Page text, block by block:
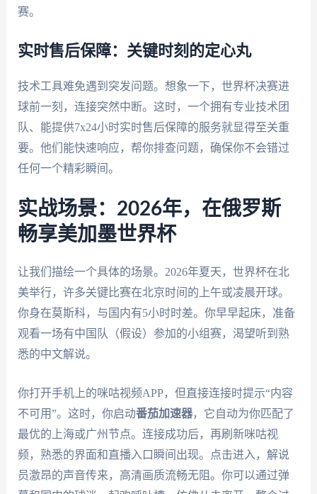
赛。
实时售后保障：关键时刻的定心丸
技术工具难免遇到突发问题。想象一下，世界杯决赛进
球前一刻，连接突然中断。这时，一个拥有专业技术团
队、能提供7x24小时实时售后保障的服务就显得至关重
要。他们能快速响应，帮你排查问题，确保你不会错过
任何一个精彩瞬间。
实战场景：2026年，在俄罗斯
畅享美加墨世界杯
让我们描绘一个具体的场景。2026年夏天，世界杯在北
美举行，许多关键比赛在北京时间的上午或凌晨开球。
你身在莫斯科，与国内有5小时时差。你早早起床，准备
观看一场有中国队（假设）参加的小组赛，渴望听到熟
悉的中文解说。
你打开手机上的咪咕视频APP，但直接连接时提示“内容
不可用”。这时，你启动番茄加速器，它自动为你匹配了
最优的上海或广州节点。连接成功后，再刷新咪咕视
频，熟悉的界面和直播入口瞬间出现。点击进入，解说
员激昂的声音传来，高清画质流畅无阻。你可以通过弹